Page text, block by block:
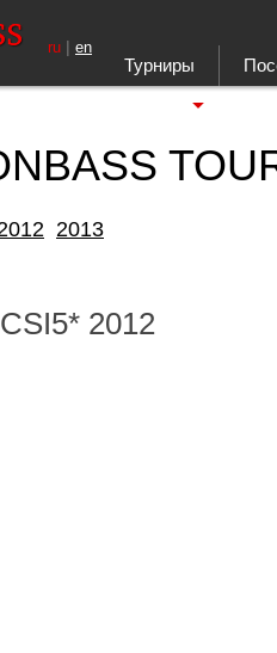
Турниры
ru | en
2013
2012